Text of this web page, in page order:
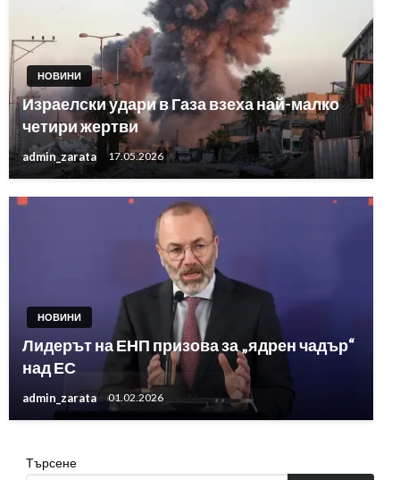
НОВИНИ
Израелски удари в Газа взеха най-малко
четири жертви
admin_zarata 17.05.2026
НОВИНИ
Лидерът на ЕНП призова за „ядрен чадър“
над ЕС
admin_zarata 01.02.2026
Търсене